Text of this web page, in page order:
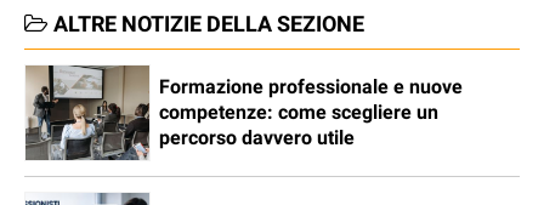
ALTRE NOTIZIE DELLA SEZIONE
Formazione professionale e nuove
competenze: come scegliere un
percorso davvero utile